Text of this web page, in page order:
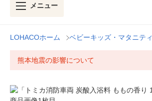
メニュー
LOHACOホーム ベビーキッズ・マタニティ
熊本地震の影響について